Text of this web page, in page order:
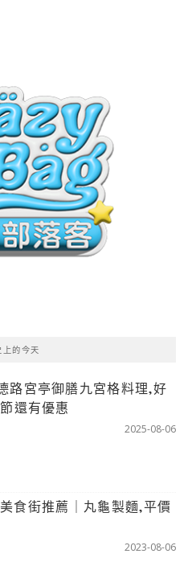
上的今天
路宮亭御膳九宮格料理,好
還有優惠
2025-08-06
食街推薦｜丸龜製麵,平價
2023-08-06